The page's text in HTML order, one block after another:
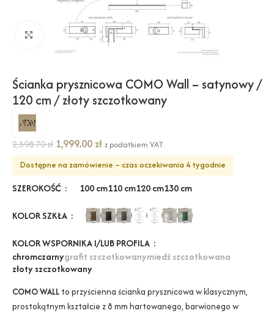
Kliknij, aby powiększyć
Ścianka prysznicowa COMO Wall – satynowy /
120 cm / złoty szczotkowany
2,598.70zł 1,999.00 zł z podatkiem VAT
Dostępne na zamówienie – czas oczekiwania 4 tygodnie
SZEROKOŚĆ 100 cm110 cm120 cm130 cm
KOLOR SZKŁA
KOLOR WSPORNIKA I/LUB PROFILA
chromczarnygrafit szczotkowanymiedź szczotkowana
złoty szczotkowany
COMO WALL to przyścienna ścianka prysznicowa w klasycznym,
prostokątnym kształcie z 8 mm hartowanego, barwionego w